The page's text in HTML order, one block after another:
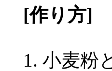
[作り方]
小麦粉